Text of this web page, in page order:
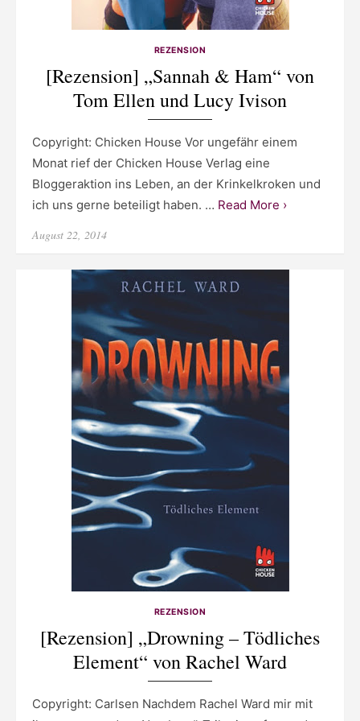
REZENSION
[Rezension] „Sannah & Ham“ von
Tom Ellen und Lucy Ivison
Copyright: Chicken House Vor ungefähr einem
Monat rief der Chicken House Verlag eine
Bloggeraktion ins Leben, an der Krinkelkroken und
ich uns gerne beteiligt haben. … Read More ›
Posted
August 22, 2014
REZENSION
[Rezension] „Drowning – Tödliches
Element“ von Rachel Ward
Copyright: Carlsen Nachdem Rachel Ward mir mit